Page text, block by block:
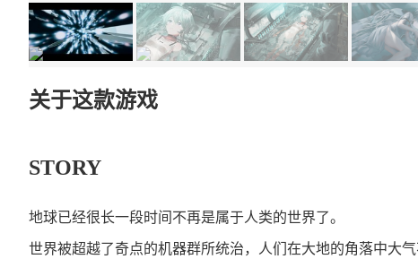
关于这款游戏
STORY
地球已经很长一段时间不再是属于人类的世界了。
世界被超越了奇点的机器群所统治，人们在大地的角落中大气